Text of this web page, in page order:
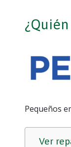
Pequeños
Ver